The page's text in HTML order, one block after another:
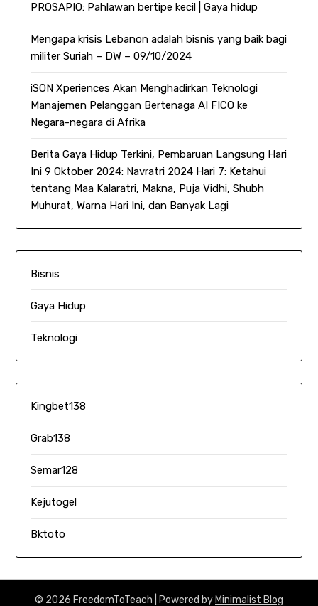
PROSAPIO: Pahlawan bertipe kecil | Gaya hidup
Mengapa krisis Lebanon adalah bisnis yang baik bagi
militer Suriah – DW – 09/10/2024
iSON Xperiences Akan Menghadirkan Teknologi
Manajemen Pelanggan Bertenaga AI FICO ke
Negara-negara di Afrika
Berita Gaya Hidup Terkini, Pembaruan Langsung Hari
Ini 9 Oktober 2024: Navratri 2024 Hari 7: Ketahui
tentang Maa Kalaratri, Makna, Puja Vidhi, Shubh
Muhurat, Warna Hari Ini, dan Banyak Lagi
Bisnis
Gaya Hidup
Teknologi
Kingbet138
Grab138
Semar128
Kejutogel
Bktoto
© 2026 FreedomToTeach | Powered by Minimalist Blog